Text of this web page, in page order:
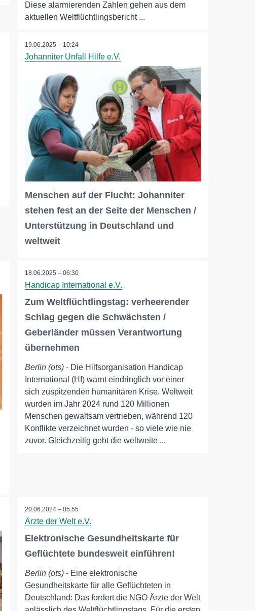
Diese alarmierenden Zahlen gehen aus dem
aktuellen Weltflüchtlingsbericht ...
19.06.2025 – 10:24
Johanniter Unfall Hilfe e.V.
Menschen auf der Flucht: Johanniter
stehen fest an der Seite der Menschen /
Unterstützung in Deutschland und
weltweit
18.06.2025 – 06:30
Handicap International e.V.
Zum Weltflüchtlingstag: verheerender
Schlag gegen die Schwächsten /
Geberländer müssen Verantwortung
übernehmen
Berlin (ots) - Die Hilfsorganisation Handicap
International (HI) warnt eindringlich vor einer
sich zuspitzenden humanitären Krise. Weltweit
wurden im Jahr 2024 rund 120 Millionen
Menschen gewaltsam vertrieben, während 120
Konflikte verzeichnet wurden - so viele wie nie
zuvor. Gleichzeitig geht die weltweite ...
20.06.2024 – 05:55
Ärzte der Welt e.V.
Elektronische Gesundheitskarte für
Geflüchtete bundesweit einführen!
Berlin (ots) - Eine elektronische
Gesundheitskarte für alle Geflüchteten in
Deutschland: Das fordert die NGO Ärzte der Welt